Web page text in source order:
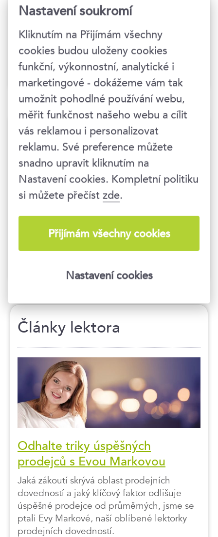
Time, priority & self
Kurz podle vašich
představ
Chcete připravit školení pro celý tým? Umíme
být flexibilní a přizpůsobit program kurzu
vašim potřebám. Rádi vám připravíme nabídku
Články lektora
Odhalte triky úspěšných
prodejců s Evou Markovou
Jaká zákoutí skrývá oblast prodejních
dovedností a jaký klíčový faktor odlišuje
úspěšné prodejce od průměrných, jsme se
ptali Evy Markové, naší oblíbené lektorky
prodejních dovedností.
Nastavení soukromí
Kliknutím na Přijímám všechny
cookies budou uloženy cookies
funkční, výkonnostní, analytické i
marketingové - dokážeme vám tak
umožnit pohodlné používání webu,
měřit funkčnost našeho webu a cílit
vás reklamou i personalizovat
reklamu. Své preference můžete
snadno upravit kliknutím na
Nastavení cookies. Kompletní politiku
si můžete přečístzde.
Přijímám všechny cookies
Nastavení cookies